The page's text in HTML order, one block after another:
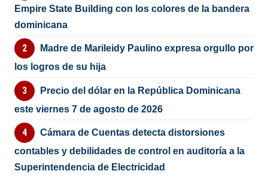
Empire State Building con los colores de la bandera
dominicana
Madre de Marileidy Paulino expresa orgullo por
los logros de su hija
Precio del dólar en la República Dominicana
este viernes 7 de agosto de 2026
Cámara de Cuentas detecta distorsiones
contables y debilidades de control en auditoría a la
Superintendencia de Electricidad